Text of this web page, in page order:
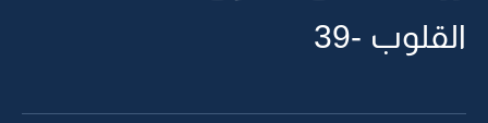
القلوب -39